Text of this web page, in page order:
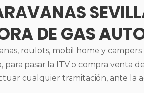
DE GAS
roulots, mobil home y
para pasar la ITV o compra
cualquier tramitación, ante la